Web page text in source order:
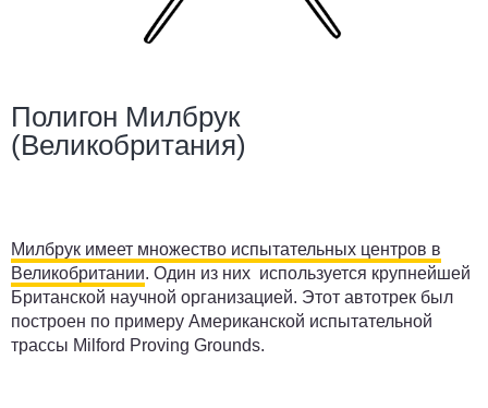
Полигон Милбрук
(Великобритания)
Милбрук имеет множество испытательных центров в
Великобритании. Один из них используется крупнейшей
Британской научной организацией. Этот автотрек был
построен по примеру Американской испытательной
трассы Milford Proving Grounds.